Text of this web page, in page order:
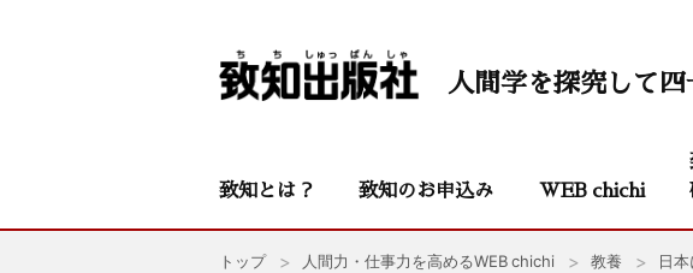
人間学を探究して
致知とは？ 致知のお申込み WEB chichi
トップ 人間力・仕事力を高めるWEB chichi 教養 日